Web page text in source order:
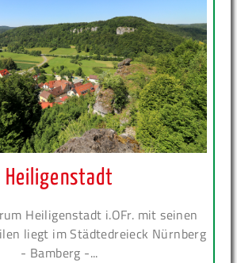
Heiligenstadt
Heiligenstadt i.OFr. mit seinen
liegt im Städtedreieck Nürnberg
- Bamberg -...